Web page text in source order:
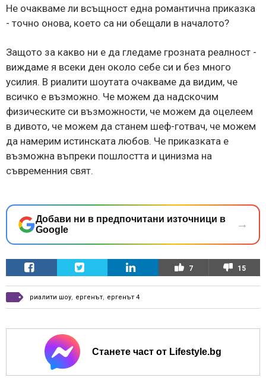
Не очакваме ли всъщност една романтична приказка
- точно онова, което са ни обещали в началото?
Защото за какво ни е да гледаме грозната реалност -
виждаме я всеки ден около себе си и без много
усилия. В риалити шоутата очакваме да видим, че
всичко е възможно. Че можем да надскочим
физическите си възможности, че можем да оцелеем
в дивото, че можем да станем шеф-готвач, че можем
да намерим истинската любов. Че приказката е
възможна въпреки пошлостта и цинизма на
съвременния свят.
Добави ни в предпочитани източници в
Google
→
7 15
риалити шоу, ергенът, ергенът 4
Станете част от Lifestyle.bg